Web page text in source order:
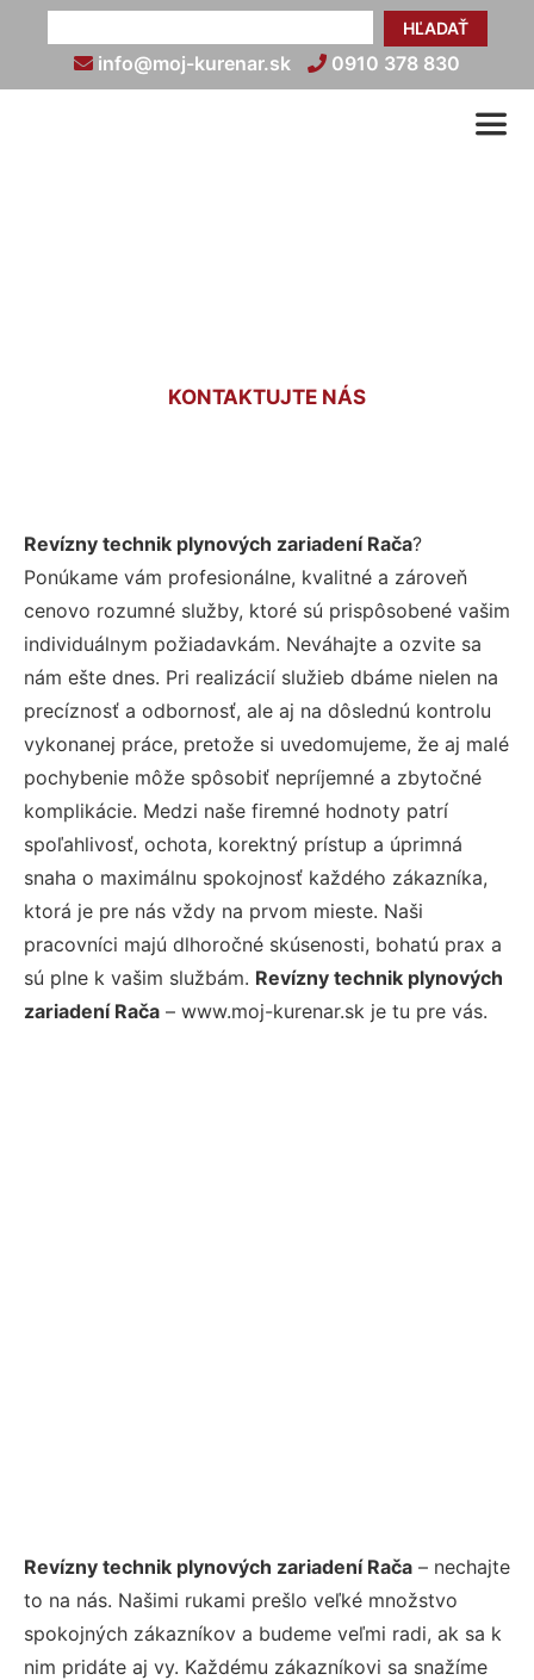
HĽADAŤ
info@moj-kurenar.sk 0910 378 830
KONTAKTUJTE NÁS
Revízny technik plynových zariadení Rača?
Ponúkame vám profesionálne, kvalitné a zároveň
cenovo rozumné služby, ktoré sú prispôsobené vašim
individuálnym požiadavkám. Neváhajte a ozvite sa
nám ešte dnes. Pri realizácií služieb dbáme nielen na
precíznosť a odbornosť, ale aj na dôslednú kontrolu
vykonanej práce, pretože si uvedomujeme, že aj malé
pochybenie môže spôsobiť nepríjemné a zbytočné
komplikácie. Medzi naše firemné hodnoty patrí
spoľahlivosť, ochota, korektný prístup a úprimná
snaha o maximálnu spokojnosť každého zákazníka,
ktorá je pre nás vždy na prvom mieste. Naši
pracovníci majú dlhoročné skúsenosti, bohatú prax a
sú plne k vašim službám. Revízny technik plynových
zariadení Rača – www.moj-kurenar.sk je tu pre vás.
Revízny technik plynových zariadení Rača – nechajte
to na nás. Našimi rukami prešlo veľké množstvo
spokojných zákazníkov a budeme veľmi radi, ak sa k
nim pridáte aj vy. Každému zákazníkovi sa snažíme